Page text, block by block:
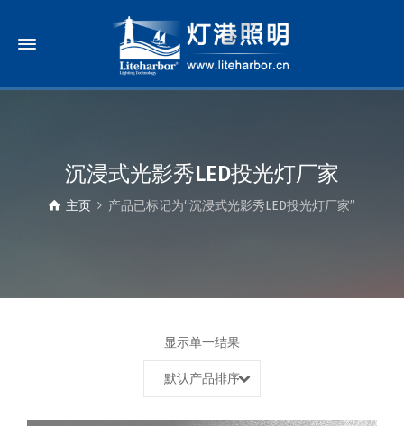
沉浸式光影秀LED投光灯厂家
主页 产品已标记为“沉浸式光影秀LED投光灯厂家”
显示单一结果
默认产品排序